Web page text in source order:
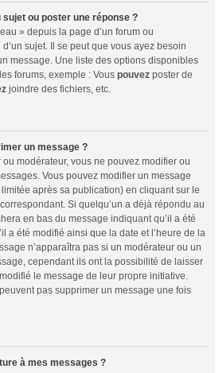
ou poster une réponse ?
» depuis la page d’un forum ou
sujet. Il se peut que vous ayez besoin
message. Une liste des options disponibles
forums, exemple : Vous pouvez poster de
joindre des fichiers, etc.
un message ?
modérateur, vous ne pouvez modifier ou
Vous pouvez modifier un message
après sa publication) en cliquant sur le
Si quelqu’un a déjà répondu au
en bas du message indiquant qu’il a été
a été modifié ainsi que la date et l’heure de la
n’apparaîtra pas si un modérateur ou un
cependant ils ont la possibilité de laisser
le message de leur propre initiative.
pas supprimer un message une fois
à mes messages ?